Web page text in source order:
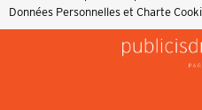
Données Personnelles et Charte